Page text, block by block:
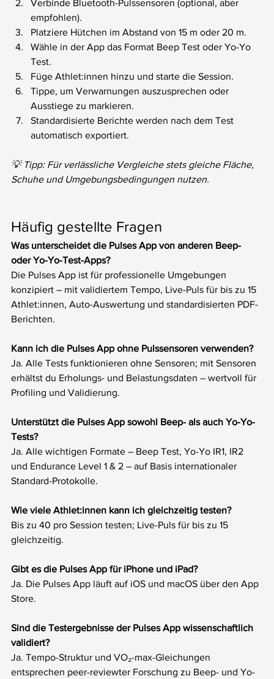
Verbinde Bluetooth-Pulssensoren (optional, aber
empfohlen).
Platziere Hütchen im Abstand von 15 m oder 20 m.
Wähle in der App das Format Beep Test oder Yo-Yo
Test.
Füge Athlet:innen hinzu und starte die Session.
Tippe, um Verwarnungen auszusprechen oder
Ausstiege zu markieren.
Standardisierte Berichte werden nach dem Test
automatisch exportiert.
💡 Tipp: Für verlässliche Vergleiche stets gleiche Fläche,
Schuhe und Umgebungsbedingungen nutzen.
Häufig gestellte Fragen
Was unterscheidet die Pulses App von anderen Beep-
oder Yo-Yo-Test-Apps?
Die Pulses App ist für professionelle Umgebungen
konzipiert – mit validiertem Tempo, Live-Puls für bis zu 15
Athlet:innen, Auto-Auswertung und standardisierten PDF-
Berichten.
Kann ich die Pulses App ohne Pulssensoren verwenden?
Ja. Alle Tests funktionieren ohne Sensoren; mit Sensoren
erhältst du Erholungs- und Belastungsdaten – wertvoll für
Profiling und Validierung.
Unterstützt die Pulses App sowohl Beep- als auch Yo-Yo-
Tests?
Ja. Alle wichtigen Formate – Beep Test, Yo-Yo IR1, IR2
und Endurance Level 1 & 2 – auf Basis internationaler
Standard-Protokolle.
Wie viele Athlet:innen kann ich gleichzeitig testen?
Bis zu 40 pro Session testen; Live-Puls für bis zu 15
gleichzeitig.
Gibt es die Pulses App für iPhone und iPad?
Ja. Die Pulses App läuft auf iOS und macOS über den App
Store.
Sind die Testergebnisse der Pulses App wissenschaftlich
validiert?
Ja. Tempo-Struktur und VO₂-max-Gleichungen
entsprechen peer-reviewter Forschung zu Beep- und Yo-